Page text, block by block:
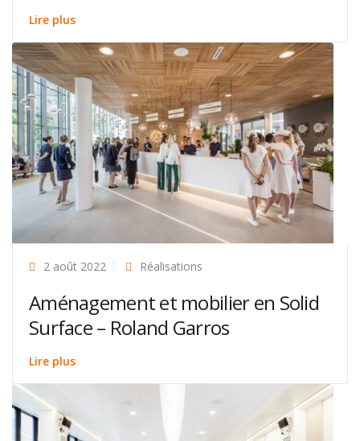
Lire plus
2 août 2022 Réalisations
Aménagement et mobilier en Solid
Surface – Roland Garros
Lire plus